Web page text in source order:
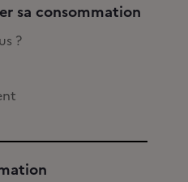
sa consommation
?